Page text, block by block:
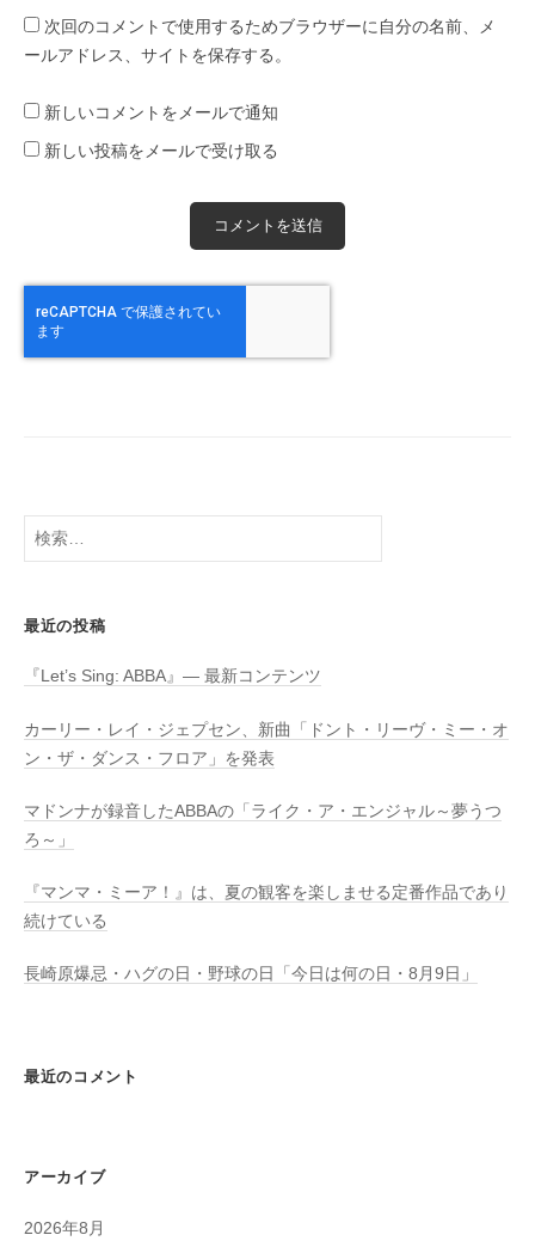
次回のコメントで使用するためブラウザーに自分の名前、メ
ールアドレス、サイトを保存する。
新しいコメントをメールで通知
新しい投稿をメールで受け取る
検
索:
最近の投稿
『Let’s Sing: ABBA』― 最新コンテンツ
カーリー・レイ・ジェプセン、新曲「ドント・リーヴ・ミー・オ
ン・ザ・ダンス・フロア」を発表
マドンナが録音したABBAの「ライク・ア・エンジャル～夢うつ
ろ～」
『マンマ・ミーア！』は、夏の観客を楽しませる定番作品であり
続けている
長崎原爆忌・ハグの日・野球の日「今日は何の日・8月9日」
最近のコメント
アーカイブ
2026年8月